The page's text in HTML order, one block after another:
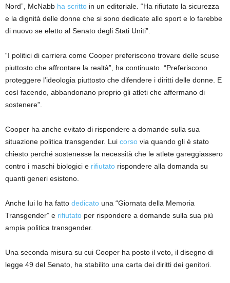
Nord”, McNabb ha scritto in un editoriale. “Ha rifiutato la sicurezza
e la dignità delle donne che si sono dedicate allo sport e lo farebbe
di nuovo se eletto al Senato degli Stati Uniti”.
“I politici di carriera come Cooper preferiscono trovare delle scuse
piuttosto che affrontare la realtà”, ha continuato. “Preferiscono
proteggere l’ideologia piuttosto che difendere i diritti delle donne. E
così facendo, abbandonano proprio gli atleti che affermano di
sostenere”.
Cooper ha anche evitato di rispondere a domande sulla sua
situazione politica transgender. Lui corso via quando gli è stato
chiesto perché sostenesse la necessità che le atlete gareggiassero
contro i maschi biologici e rifiutato rispondere alla domanda su
quanti generi esistono.
Anche lui lo ha fatto dedicato una “Giornata della Memoria
Transgender” e rifiutato per rispondere a domande sulla sua più
ampia politica transgender.
Una seconda misura su cui Cooper ha posto il veto, il disegno di
legge 49 del Senato, ha stabilito una carta dei diritti dei genitori.